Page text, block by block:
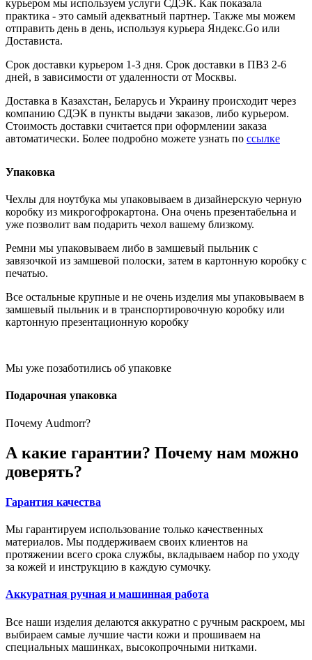
курьером мы используем услуги СДЭК. Как показала
практика - это самый адекватный партнер. Также мы можем
отправить день в день, используя курьера Яндекс.Go или
Достависта.
Срок доставки курьером 1-3 дня. Срок доставки в ПВЗ 2-6
дней, в зависимости от удаленности от Москвы.
Доставка в Казахстан, Беларусь и Украину происходит через
компанию СДЭК в пункты выдачи заказов, либо курьером.
Стоимость доставки считается при оформлении заказа
автоматически. Более подробно можете узнать по ссылке
Упаковка
Чехлы для ноутбука мы упаковываем в дизайнерскую черную
коробку из микрогофрокартона. Она очень презентабельна и
уже позволит вам подарить чехол вашему близкому.
Ремни мы упаковываем либо в замшевый пыльник с
завязочкой из замшевой полоски, затем в картонную коробку с
печатью.
Все остальные крупные и не очень изделия мы упаковываем в
замшевый пыльник и в транспортировочную коробку или
картонную презентационную коробку
Мы уже позаботились об упаковке
Подарочная упаковка
Почему Audmorr?
А какие гарантии? Почему нам можно
доверять?
Гарантия качества
Мы гарантируем использование только качественных
материалов. Мы поддерживаем своих клиентов на
протяжении всего срока службы, вкладываем набор по уходу
за кожей и инструкцию в каждую сумочку.
Аккуратная ручная и машинная работа
Все наши изделия делаются аккуратно с ручным раскроем, мы
выбираем самые лучшие части кожи и прошиваем на
специальных машинках, высокопрочными нитками.